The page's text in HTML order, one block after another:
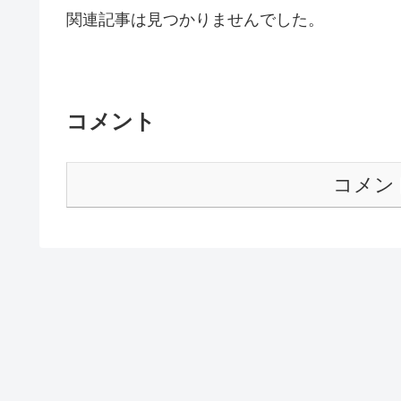
関連記事は見つかりませんでした。
コメント
コメン